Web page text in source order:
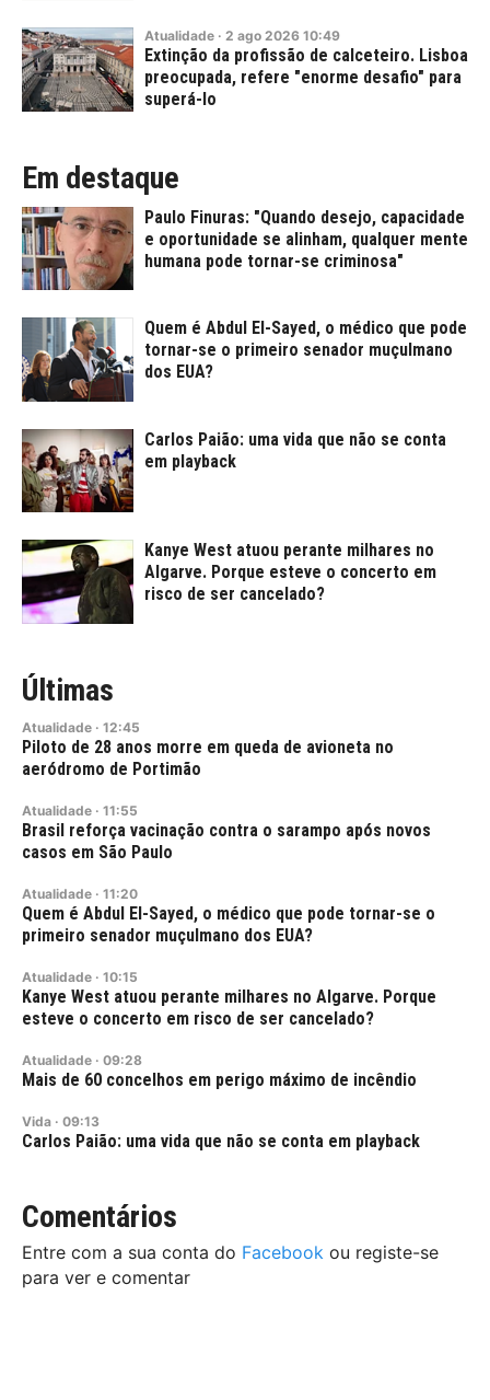
Atualidade · 2 ago 2026 10:49
Extinção da profissão de calceteiro. Lisboa
preocupada, refere "enorme desafio" para
superá-lo
Em destaque
Paulo Finuras: "Quando desejo, capacidade
e oportunidade se alinham, qualquer mente
humana pode tornar-se criminosa"
Quem é Abdul El-Sayed, o médico que pode
tornar-se o primeiro senador muçulmano
dos EUA?
Carlos Paião: uma vida que não se conta
em playback
Kanye West atuou perante milhares no
Algarve. Porque esteve o concerto em
risco de ser cancelado?
Últimas
Atualidade · 12:45
Piloto de 28 anos morre em queda de avioneta no
aeródromo de Portimão
Atualidade · 11:55
Brasil reforça vacinação contra o sarampo após novos
casos em São Paulo
Atualidade · 11:20
Quem é Abdul El-Sayed, o médico que pode tornar-se o
primeiro senador muçulmano dos EUA?
Atualidade · 10:15
Kanye West atuou perante milhares no Algarve. Porque
esteve o concerto em risco de ser cancelado?
Atualidade · 09:28
Mais de 60 concelhos em perigo máximo de incêndio
Vida · 09:13
Carlos Paião: uma vida que não se conta em playback
Comentários
Entre com a sua conta do Facebook ou registe-se
para ver e comentar